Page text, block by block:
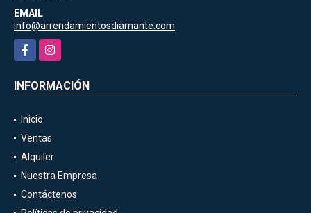
EMAIL
info@arrendamientosdiamante.com
FacebookInstagram
INFORMACIÓN
Inicio
Ventas
Alquiler
Nuestra Empresa
Contáctenos